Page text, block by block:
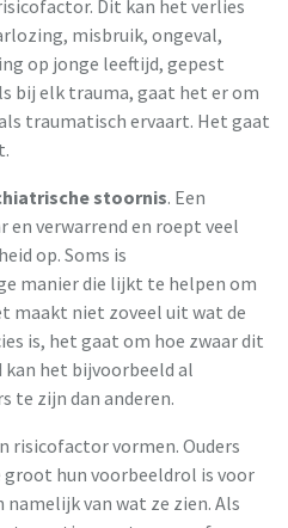
Dit kan het verlies
misbruik, ongeval,
op jonge leeftijd, gepest
bij elk trauma, gaat het er om
traumatisch ervaart. Het gaat
stoornis. Een
verwarrend en roept veel
op. Soms is
manier die lijkt te helpen om
maakt niet zoveel uit wat de
is, het gaat om hoe zwaar dit
kan het bijvoorbeeld al
te zijn dan anderen.
risicofactor vormen. Ouders
groot hun voorbeeldrol is voor
van wat ze zien. Als